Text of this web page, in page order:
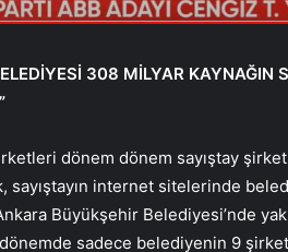
308 MİLYAR KAYNAĞIN
dönem dönem sayıştay
sayıştayın internet sitelerinde
Büyükşehir Belediyesi’nde
sadece belediyenin 9